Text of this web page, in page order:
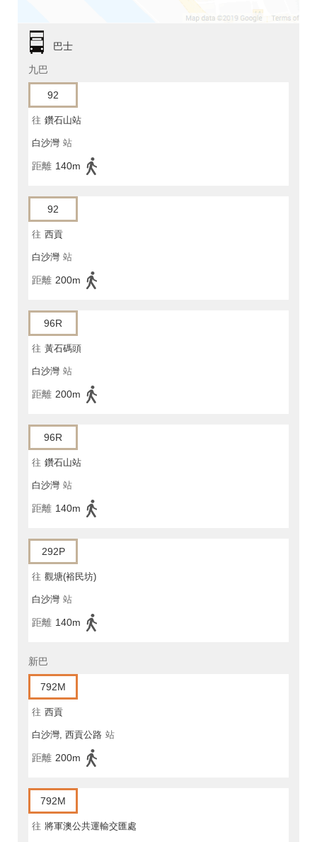
巴士
九巴
92
往 鑽石山站
白沙灣 站
距離 140m
92
往 西貢
白沙灣 站
距離 200m
96R
往 黃石碼頭
白沙灣 站
距離 200m
96R
往 鑽石山站
白沙灣 站
距離 140m
292P
往 觀塘(裕民坊)
白沙灣 站
距離 140m
新巴
792M
往 西貢
白沙灣, 西貢公路 站
距離 200m
792M
往 將軍澳公共運輸交匯處